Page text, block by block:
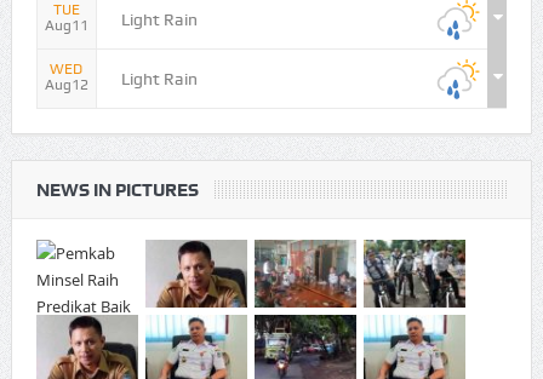
TUE
Aug11
Light Rain
WED
Aug12
Light Rain
NEWS IN PICTURES